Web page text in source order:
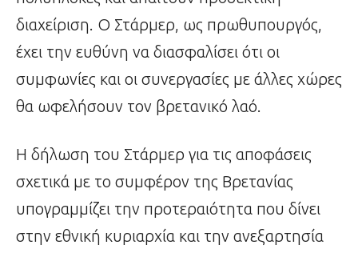
διαχείριση. Ο Στάρμερ, ως πρωθυπουργός,
έχει την ευθύνη να διασφαλίσει ότι οι
συμφωνίες και οι συνεργασίες με άλλες χώρες
θα ωφελήσουν τον βρετανικό λαό.
Η δήλωση του Στάρμερ για τις αποφάσεις
σχετικά με το συμφέρον της Βρετανίας
υπογραμμίζει την προτεραιότητα που δίνει
στην εθνική κυριαρχία και την ανεξαρτησία